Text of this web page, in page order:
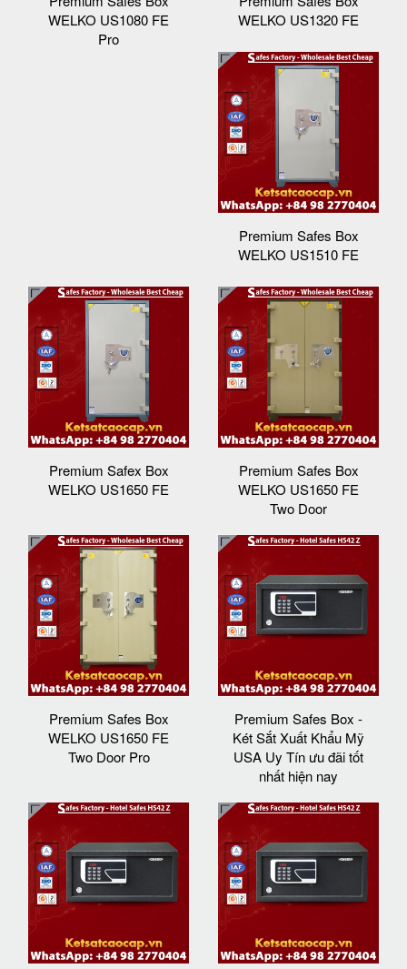
WELKO US1080 FE
Pro
WELKO US1320 FE
Premium Safes Box
WELKO US1510 FE
Premium Safex Box
WELKO US1650 FE
Premium Safes Box
WELKO US1650 FE
Two Door
Premium Safes Box
WELKO US1650 FE
Two Door Pro
Premium Safes Box -
Két Sắt Xuất Khẩu Mỹ
USA Uy Tín ưu đãi tốt
nhất hiện nay